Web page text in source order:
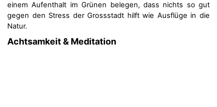
einem Aufenthalt im Grünen belegen, dass nichts so gut
gegen den Stress der Grossstadt hilft wie Ausflüge in die
Natur.
Achtsamkeit & Meditation